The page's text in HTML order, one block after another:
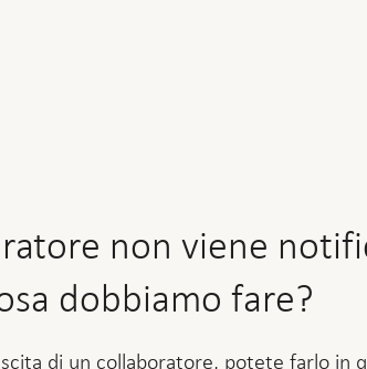
non viene
dobbiamo fare?
di un collaboratore, potete farlo in